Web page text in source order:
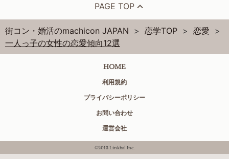
PAGE TOP
街コン・婚活のmachicon JAPAN 恋学TOP
恋愛
一人っ子の女性の恋愛傾向12選
HOME
利用規約
プライバシーポリシー
お問い合わせ
運営会社
©2013 Linkbal Inc.